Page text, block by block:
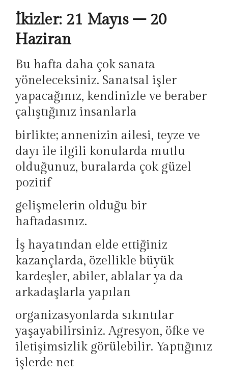
İkizler: 21 Mayıs – 20
Haziran
Bu hafta daha çok sanata
yöneleceksiniz. Sanatsal işler
yapacağınız, kendinizle ve beraber
çalıştığınız insanlarla
birlikte; annenizin ailesi, teyze ve
dayı ile ilgili konularda mutlu
olduğunuz, buralarda çok güzel
pozitif
gelişmelerin olduğu bir
haftadasınız.
İş hayatından elde ettiğiniz
kazançlarda, özellikle büyük
kardeşler, abiler, ablalar ya da
arkadaşlarla yapılan
organizasyonlarda sıkıntılar
yaşayabilirsiniz. Agresyon, öfke ve
iletişimsizlik görülebilir. Yaptığınız
işlerde net